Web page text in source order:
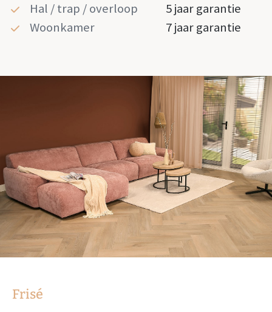
Hal / trap / overloop
5 jaar garantie
Woonkamer
7 jaar garantie
Frisé